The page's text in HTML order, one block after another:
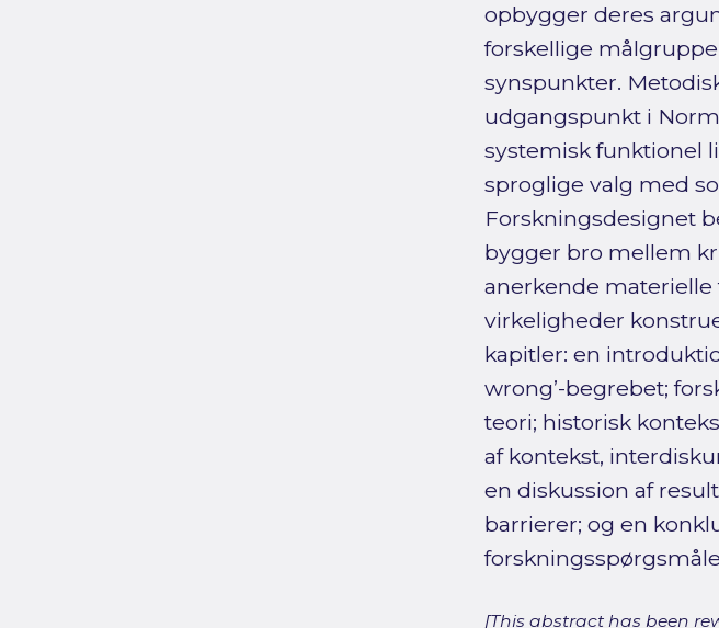
opbygger deres
forskellige
synspunkter.
udgangspunkt i
systemisk funktionel
sproglige valg med
Forskningsdesignet
bygger bro mellem
anerkende materielle
virkeligheder
kapitler: en
wrong’-begrebet;
teori; historisk
af kontekst,
en diskussion af
barrierer; og en
[This abstract has been